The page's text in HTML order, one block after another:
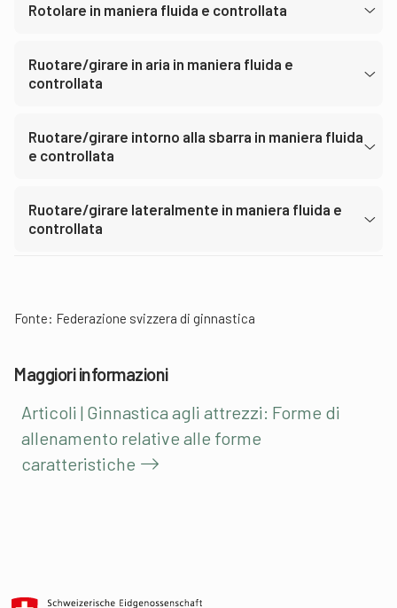
Rotolare in maniera fluida e controllata
Ruotare/girare in aria in maniera fluida e
controllata
Ruotare/girare intorno alla sbarra in maniera fluida
e controllata
Ruotare/girare lateralmente in maniera fluida e
controllata
Fonte: Federazione svizzera di ginnastica
Maggiori informazioni
Articoli | Ginnastica agli attrezzi: Forme di
allenamento relative alle forme
caratteristiche